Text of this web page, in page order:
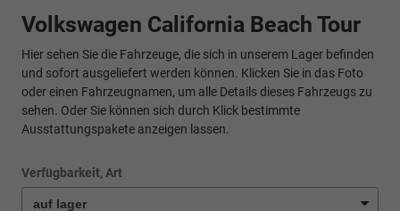
Volkswagen California Beach Tour
Hier sehen Sie die Fahrzeuge, die sich in unserem Lager befinden
und sofort ausgeliefert werden können. Klicken Sie in das Foto
oder einen Fahrzeugnamen, um alle Details dieses Fahrzeugs zu
sehen. Oder Sie können sich durch Klick bestimmte
Ausstattungspakete anzeigen lassen.
Verfügbarkeit, Art